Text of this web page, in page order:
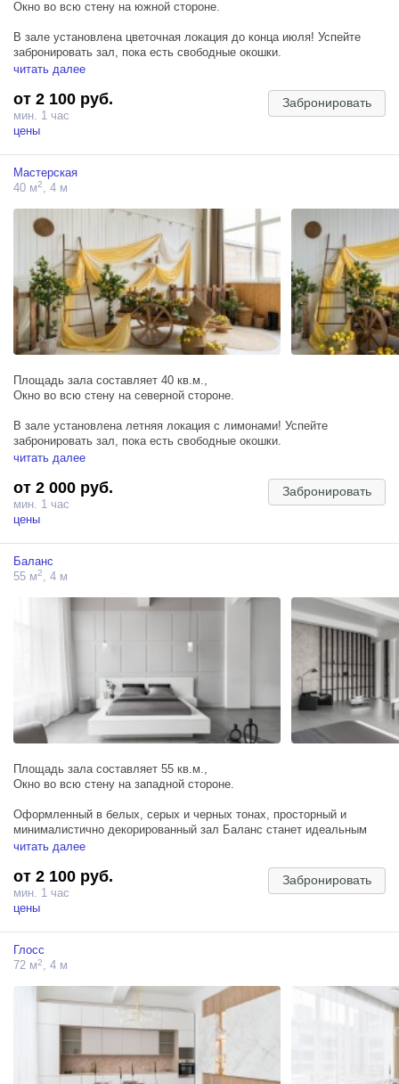
Окно во всю стену на южной стороне.
В зале установлена цветочная локация до конца июля! Успейте
забронировать зал, пока есть свободные окошки.
роскошью и изяществом. Атмосфера стиля и шика пронизывает
каждый уголок этого зала, а необычные дизайнерские решения
делают пространство уникальным.
Зал прекрасно подойдет для индивидуальной фотосессии, кадров
для»сбора невесты» и съемки для двоих.
— роскошная ванна на подиуме с парящими цветами (ВНИМАНИЕ!
Ванна нерабочая);
— туалетный столик с настенным круглым зеркалом;
— стена из пионов;
— большая светлая гардеробная;
— большое панорамное окно.
читать далее
от 2 100 руб.
мин. 1 час
цены
Забронировать
Мастерская
40 м2 , 4 м
Площадь зала составляет 40 кв.м.,
Окно во всю стену на северной стороне.
В зале установлена летняя локация с лимонами! Успейте
забронировать зал, пока есть свободные окошки.
старого загородного дома, где каждая деталь дышит теплом и
историей.
ЛОКАЦИИ:
— деревенская кухня с красивыми полочками и ящичками,
— деревянный обеденный стол с сервировкой на четыре персоны;
— большое окно, выходящее на северную сторону;
— летняя локация с деревянной телегой и лимонами.
читать далее
от 2 000 руб.
мин. 1 час
цены
Забронировать
Баланс
55 м2, 4 м
Площадь зала составляет 55 кв.м.,
Окно во всю стену на западной стороне.
Оформленный в белых, серых и черных тонах, просторный и
минималистично декорированный зал Баланс станет идеальным
пространством для стильных кадров.
Подойдет для индивидуальной, семейной, свадебной и фотосессии
для двоих.
— дизайнерская кровать на фоне графических панелей серого
цвета;
— кресло в стиле хай-тек под роскошной люстрой;
зеркальными вставками;
— черное кожаное кресло и стеклянный журнальный столик на
фоне фактурной стены с черными полками;
— большое панорамное окно.
читать далее
от 2 100 руб.
мин. 1 час
цены
Забронировать
Глосс
72 м2, 4 м